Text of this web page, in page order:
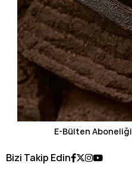
E-Bülten Aboneliği
Bizi Takip Edin